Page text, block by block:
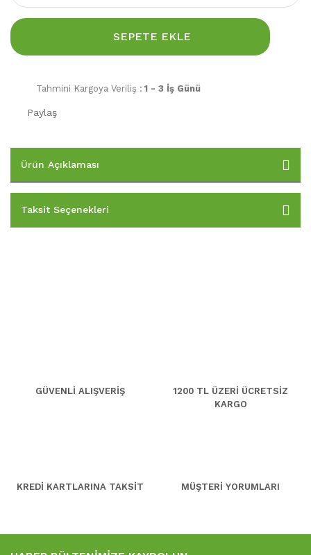
SEPETE EKLE
Tahmini Kargoya Veriliş : 1 - 3 İş Günü
Paylaş
Ürün Açıklaması
Taksit Seçenekleri
GÜVENLİ ALIŞVERİŞ
1200 TL ÜZERİ ÜCRETSİZ
KARGO
KREDİ KARTLARINA TAKSİT MÜŞTERİ YORUMLARI